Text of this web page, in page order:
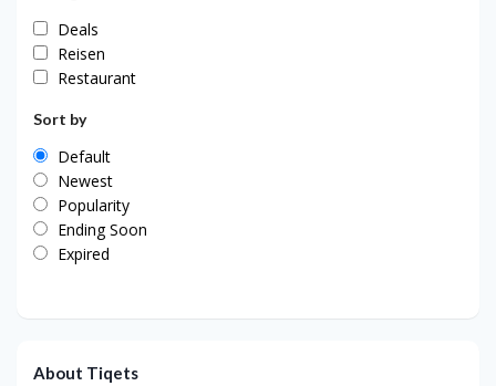
Deals
Reisen
Restaurant
Sort by
Default
Newest
Popularity
Ending Soon
Expired
About Tiqets